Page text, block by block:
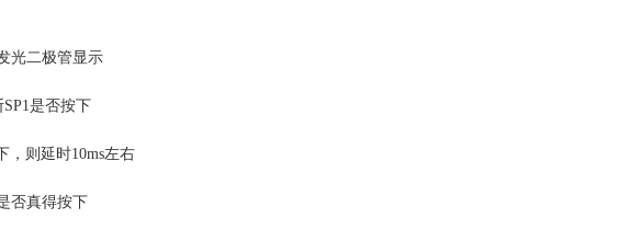
光二极管显示
是否按下
，则延时10ms左右
否真得按下